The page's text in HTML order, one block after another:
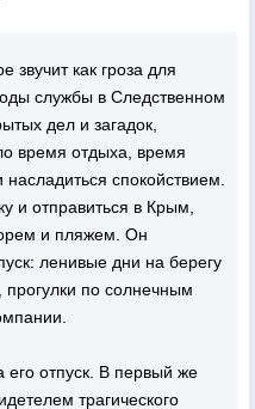
звучит как гроза для
службы в Следственном
дел и загадок,
время отдыха, время
спокойствием.
и отправиться в Крым,
и пляжем. Он
ленивые дни на берегу
по солнечным
отпуск. В первый же
трагического